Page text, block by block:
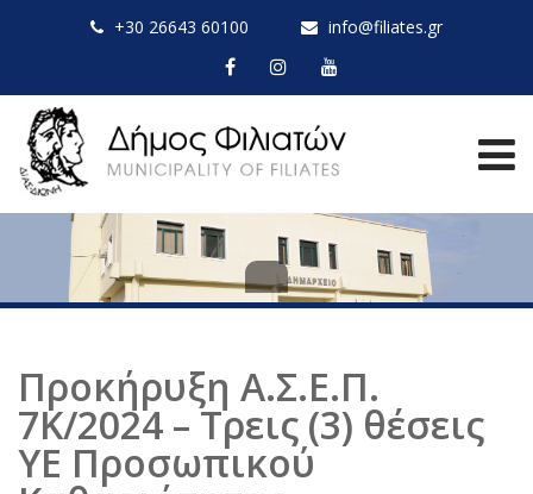
+30 26643 60100 info@filiates.gr
Προκήρυξη Α.Σ.Ε.Π.
7Κ/2024 – Τρεις (3) θέσεις
ΥΕ Προσωπικού